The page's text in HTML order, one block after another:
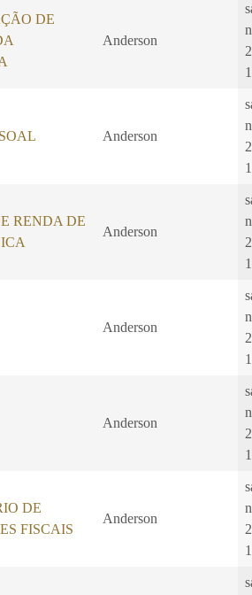
DE
Anderson
Anderson
RENDA DE
Anderson
Anderson
Anderson
DE
FISCAIS
Anderson